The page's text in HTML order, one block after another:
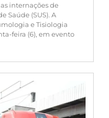
internações de
Saúde (SUS). A
e Tisiologia
feira (6), em evento